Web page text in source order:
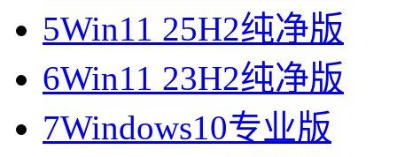
5Win11 25H2纯净版
6Win11 23H2纯净版
7Windows10专业版